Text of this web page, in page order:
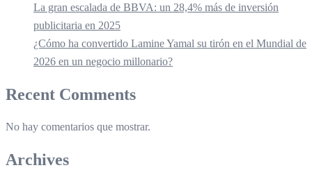
La gran escalada de BBVA: un 28,4% más de inversión
publicitaria en 2025
¿Cómo ha convertido Lamine Yamal su tirón en el Mundial de
2026 en un negocio millonario?
Recent Comments
No hay comentarios que mostrar.
Archives